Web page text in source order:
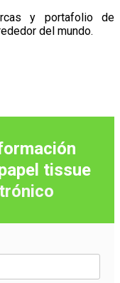
y portafolio de
del mundo.
tissue